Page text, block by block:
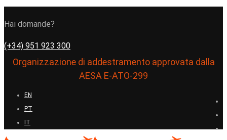
Hai domande?
(+34) 951 923 300
Organizzazione di addestramento approvata dalla
AESA E-ATO-299
EN
PT
IT